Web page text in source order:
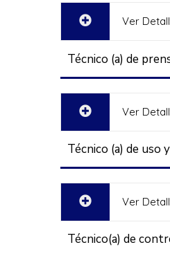
Ver
Técnico (a) de
Ver
Técnico (a) de uso
Ver
Técnico(a) de